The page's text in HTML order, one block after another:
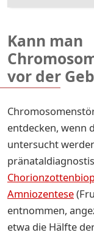
Kann man
vor der
entdecken, wenn
untersucht
Amniozentese
entnommen,
etwa die Hälfte